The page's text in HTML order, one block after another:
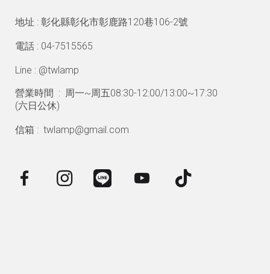
地址 : 彰化縣彰化市彰鹿路120巷106-2號
電話 : 04-7515565
Line : @twlamp
營業時間 : 周一~周五08:30-12:00/13:00~17:30
(六日公休)
信箱 : twlamp@gmail.com